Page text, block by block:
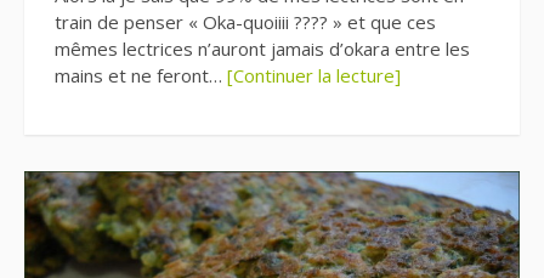
train de penser « Oka-quoiiii ???? » et que ces
mêmes lectrices n’auront jamais d’okara entre les
mains et ne feront… [Continuer la lecture]